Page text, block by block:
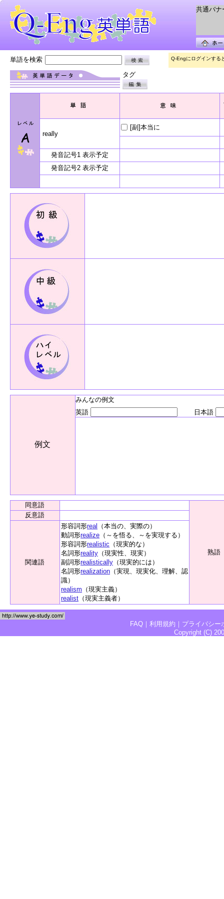
共通バナ
単語を検索 Q-Engにログインする
タグ
really
[副]本当に
発音記号1 表示予定
発音記号2 表示予定
例文
みんなの例文
英語
日本語
同意語
熟語
反意語
関連語
形容詞形real
（本当の、実際の）
動詞形realize （～を悟る、～を実現する）
形容詞形realistic （現実的な）
名詞形reality （現実性、現実）
副詞形realistically （現実的には）
名詞形realization （実現、現実化、理解、認
識）
realism （現実主義）
realist （現実主義者）
FAQ ｜ 利用規約 ｜ プライバシー
Copyright (C)